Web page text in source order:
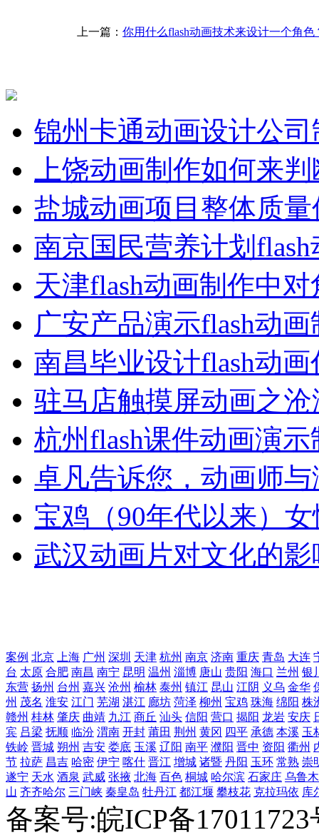
上一篇： 你用什么flash动画技术来设计一个角色
锦州卡通动画设计公
上饶动画制作如何来
盐城动画项目整体质
南京国民营养计划
天津flash动画制作中
广安产品演示flash动
南昌毕业设计flash动
驻马店触摸屏动画之
杭州flash课件动画演
卓凡告诉您，动画师
宝鸡（90年代以来）
武汉动画片对文化的影
案例 北京 上海 广州 深圳 天津 杭州 南京 济南 重庆 青岛 大连
台 太原 合肥 南昌 南宁 昆明 温州 淄博 唐山 贵阳 海口 兰州 银
东营 扬州 台州 嘉兴 沧州 榆林 泰州 镇江 昆山 江阴 义乌 金华
州 茂名 淮安 江门 芜湖 湛江 廊坊 菏泽 柳州 宝鸡 珠海 绵阳 株
赣州 桂林 肇庆 曲靖 九江 商丘 汕头 信阳 营口 揭阳 龙岩 安庆
宾 吕梁 抚顺 临汾 渭南 开封 莆田 荆州 黄冈 四平 承德 本溪 玉
铁岭 晋城 朔州 吉安 娄底 玉溪 辽阳 南平 濮阳 晋中 资阳 衢州
节 拉萨 昌吉 哈密 伊宁 喀什 晋江 增城 诸暨 丹阳 玉环 常熟 崇
遂宁 天水 酒泉 武威 张掖 北海 百色 桐城 哈尔滨 石家庄 乌鲁
山 齐齐哈尔 三门峡 秦皇岛 牡丹江 都江堰 攀枝花 克拉玛依 库
备案号:皖ICP备